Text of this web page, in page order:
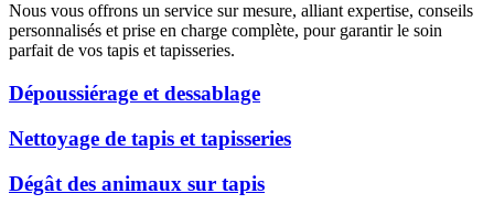
Nous vous offrons un service sur mesure, alliant expertise, conseils
personnalisés et prise en charge complète, pour garantir le soin
parfait de vos tapis et tapisseries.
Dépoussiérage et dessablage
Nettoyage de tapis et tapisseries
Dégât des animaux sur tapis